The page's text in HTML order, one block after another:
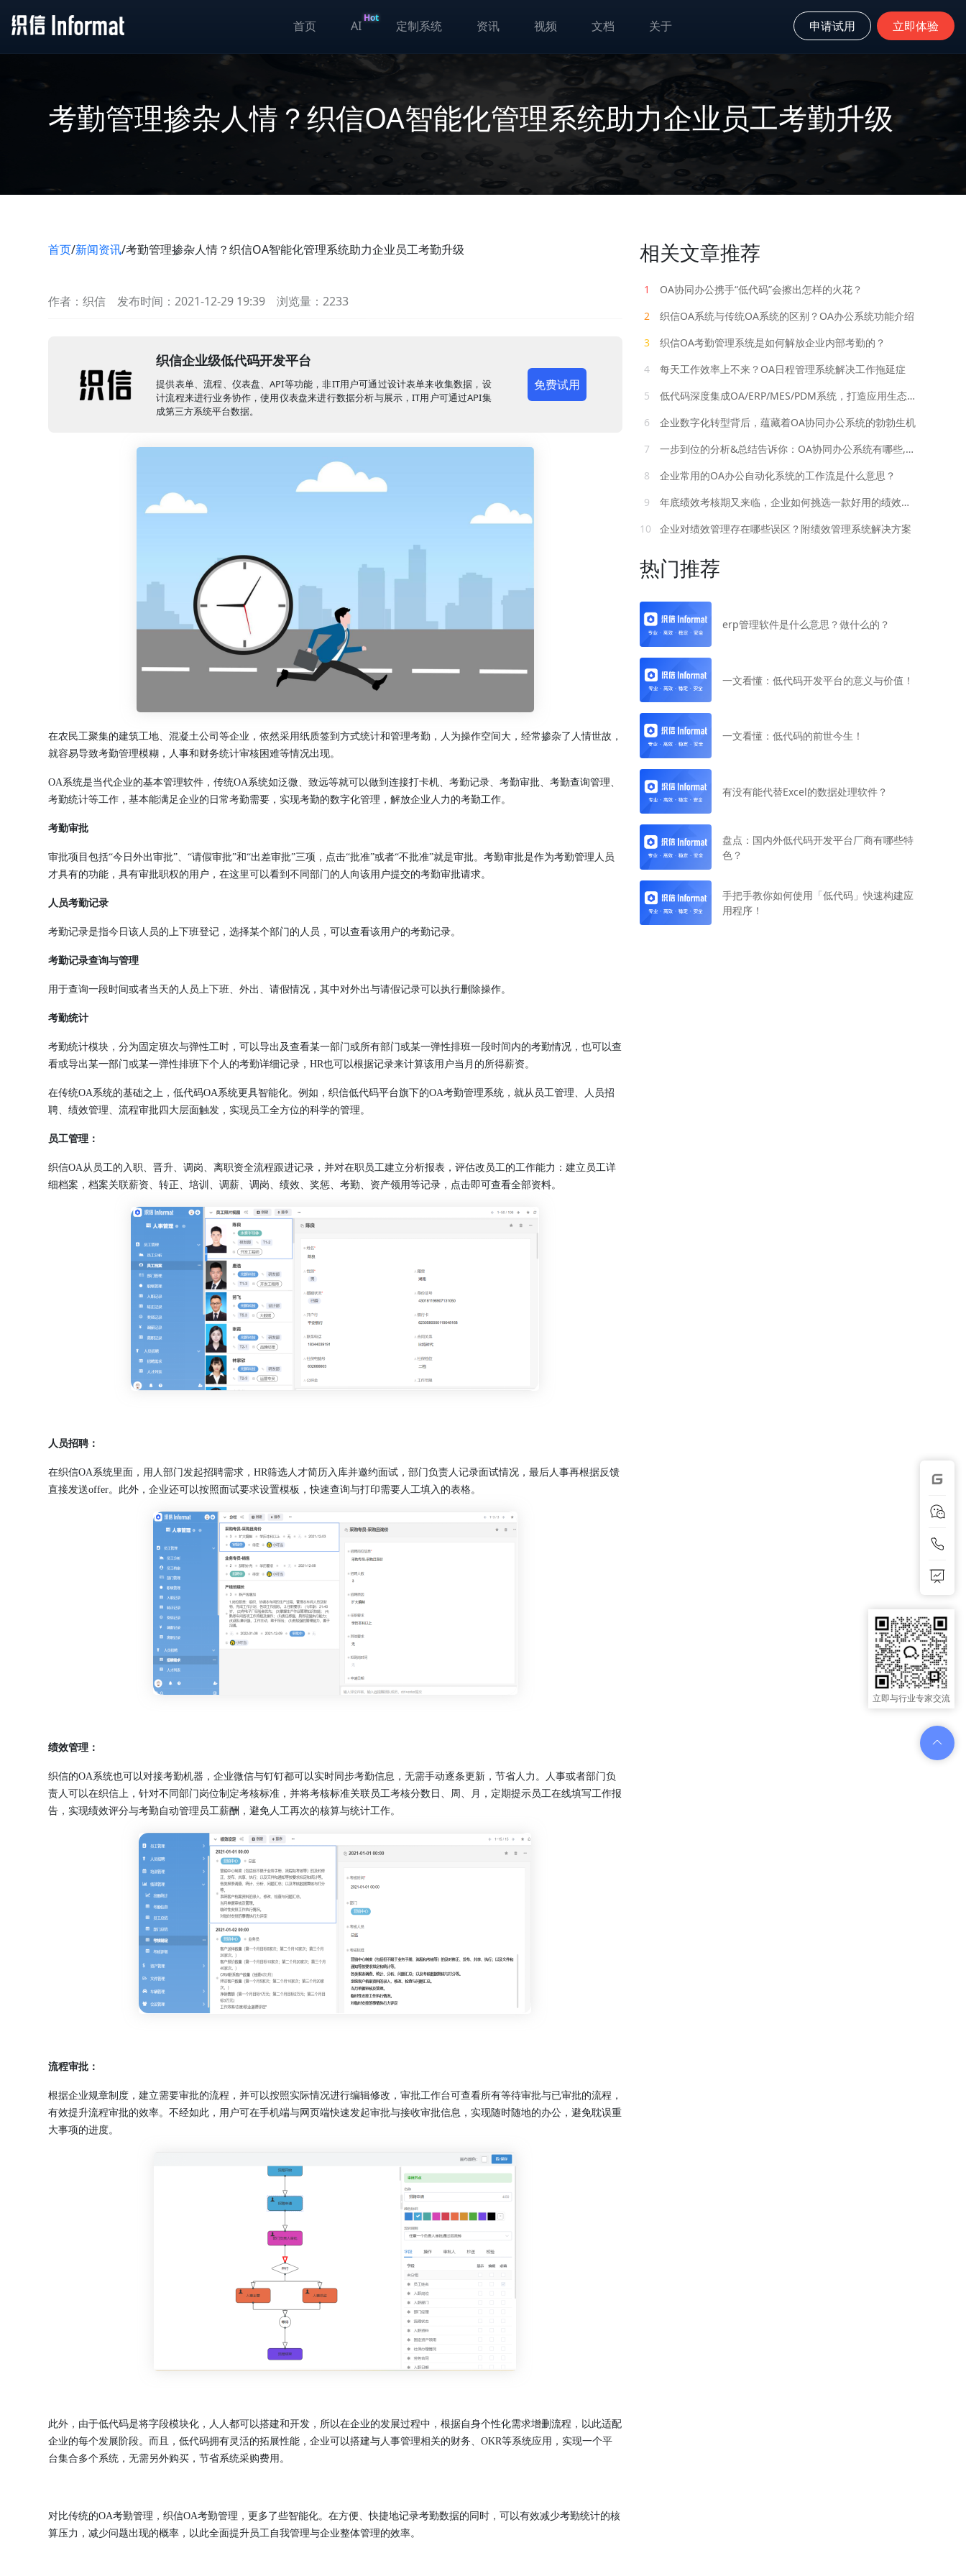
首页 AI
Hot
定制系统 资讯 视频 文档 关于 申请试用 立即体验
考勤管理掺杂人情？织信OA智能化管理系统助力企业员工考勤升级
首页/新闻资讯/考勤管理掺杂人情？织信OA智能化管理系统助力企业员工考勤升级
作者：织信 发布时间：2021-12-29 19:39 浏览量：2233
织信企业级低代码开发平台
提供表单、流程、仪表盘、API等功能，非IT用户可通过设计表单来收集数据，设
计流程来进行业务协作，使用仪表盘来进行数据分析与展示，IT用户可通过API集
成第三方系统平台数据。
免费试用
在农民工聚集的建筑工地、混凝土公司等企业，依然采用纸质签到方式统计和管理考勤，人为操作空间大，经常掺杂了人情世故，
就容易导致考勤管理模糊，人事和财务统计审核困难等情况出现。
OA系统是当代企业的基本管理软件，传统OA系统如泛微、致远等就可以做到连接打卡机、考勤记录、考勤审批、考勤查询管理、
考勤统计等工作，基本能满足企业的日常考勤需要，实现考勤的数字化管理，解放企业人力的考勤工作。
考勤审批
审批项目包括“今日外出审批”、“请假审批”和“出差审批”三项，点击“批准”或者“不批准”就是审批。考勤审批是作为考勤管理人员
才具有的功能，具有审批职权的用户，在这里可以看到不同部门的人向该用户提交的考勤审批请求。
人员考勤记录
考勤记录是指今日该人员的上下班登记，选择某个部门的人员，可以查看该用户的考勤记录。
考勤记录查询与管理
用于查询一段时间或者当天的人员上下班、外出、请假情况，其中对外出与请假记录可以执行删除操作。
考勤统计
考勤统计模块，分为固定班次与弹性工时，可以导出及查看某一部门或所有部门或某一弹性排班一段时间内的考勤情况，也可以查
看或导出某一部门或某一弹性排班下个人的考勤详细记录，HR也可以根据记录来计算该用户当月的所得薪资。
在传统OA系统的基础之上，低代码OA系统更具智能化。例如，织信低代码平台旗下的OA考勤管理系统，就从员工管理、人员招
聘、绩效管理、流程审批四大层面触发，实现员工全方位的科学的管理。
员工管理：
织信OA从员工的入职、晋升、调岗、离职资全流程跟进记录，并对在职员工建立分析报表，评估改员工的工作能力：建立员工详
细档案，档案关联薪资、转正、培训、调薪、调岗、绩效、奖惩、考勤、资产领用等记录，点击即可查看全部资料。
人员招聘：
在织信OA系统里面，用人部门发起招聘需求，HR筛选人才简历入库并邀约面试，部门负责人记录面试情况，最后人事再根据反馈
直接发送offer。此外，企业还可以按照面试要求设置模板，快速查询与打印需要人工填入的表格。
绩效管理：
织信的OA系统也可以对接考勤机器，企业微信与钉钉都可以实时同步考勤信息，无需手动逐条更新，节省人力。人事或者部门负
责人可以在织信上，针对不同部门岗位制定考核标准，并将考核标准关联员工考核分数日、周、月，定期提示员工在线填写工作报
告，实现绩效评分与考勤自动管理员工薪酬，避免人工再次的核算与统计工作。
流程审批：
根据企业规章制度，建立需要审批的流程，并可以按照实际情况进行编辑修改，审批工作台可查看所有等待审批与已审批的流程，
有效提升流程审批的效率。不经如此，用户可在手机端与网页端快速发起审批与接收审批信息，实现随时随地的办公，避免耽误重
大事项的进度。
此外，由于低代码是将字段模块化，人人都可以搭建和开发，所以在企业的发展过程中，根据自身个性化需求增删流程，以此适配
企业的每个发展阶段。而且，低代码拥有灵活的拓展性能，企业可以搭建与人事管理相关的财务、OKR等系统应用，实现一个平
台集合多个系统，无需另外购买，节省系统采购费用。
对比传统的OA考勤管理，织信OA考勤管理，更多了些智能化。在方便、快捷地记录考勤数据的同时，可以有效减少考勤统计的核
算压力，减少问题出现的概率，以此全面提升员工自我管理与企业整体管理的效率。
相关文章推荐
1
OA协同办公携手“低代码”会擦出怎样的火花？
2
织信OA系统与传统OA系统的区别？OA办公系统功能介绍
3
织信OA考勤管理系统是如何解放企业内部考勤的？
4
每天工作效率上不来？OA日程管理系统解决工作拖延症
5
低代码深度集成OA/ERP/MES/PDM系统，打造应用生态下的智慧工厂
6
企业数字化转型背后，蕴藏着OA协同办公系统的勃勃生机
7
一步到位的分析&总结告诉你：OA协同办公系统有哪些,怎么选？
8
企业常用的OA办公自动化系统的工作流是什么意思？
9
年底绩效考核期又来临，企业如何挑选一款好用的绩效考核管理系统？
10
企业对绩效管理存在哪些误区？附绩效管理系统解决方案
热门推荐
erp管理软件是什么意思？做什么的？
一文看懂：低代码开发平台的意义与价值！
一文看懂：低代码的前世今生！
有没有能代替Excel的数据处理软件？
盘点：国内外低代码开发平台厂商有哪些特
色？
手把手教你如何使用「低代码」快速构建应
用程序！
立即与行业专家交流